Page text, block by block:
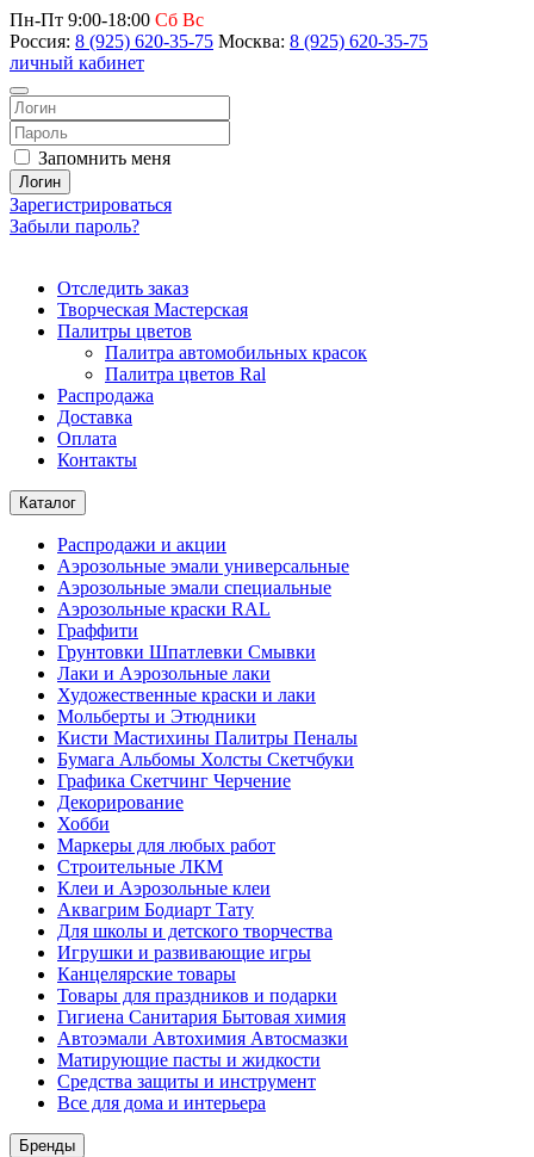
Пн-Пт 9:00-18:00 Сб Вс
Россия: 8 (925) 620-35-75 Москва: 8 (925) 620-35-75
личный кабинет
Запомнить меня
Логин
Зарегистрироваться
Забыли пароль?
Отследить заказ
Творческая Мастерская
Палитры цветов
Палитра автомобильных красок
Палитра цветов Ral
Распродажа
Доставка
Оплата
Контакты
Каталог
Распродажи и акции
Аэрозольные эмали универсальные
Аэрозольные эмали специальные
Аэрозольные краски RAL
Граффити
Грунтовки Шпатлевки Смывки
Лаки и Аэрозольные лаки
Художественные краски и лаки
Мольберты и Этюдники
Кисти Мастихины Палитры Пеналы
Бумага Альбомы Холсты Скетчбуки
Графика Скетчинг Черчение
Декорирование
Хобби
Маркеры для любых работ
Строительные ЛКМ
Клеи и Аэрозольные клеи
Аквагрим Бодиарт Тату
Для школы и детского творчества
Игрушки и развивающие игры
Канцелярские товары
Товары для праздников и подарки
Гигиена Санитария Бытовая химия
Автоэмали Автохимия Автосмазки
Матирующие пасты и жидкости
Средства защиты и инструмент
Все для дома и интерьера
Бренды